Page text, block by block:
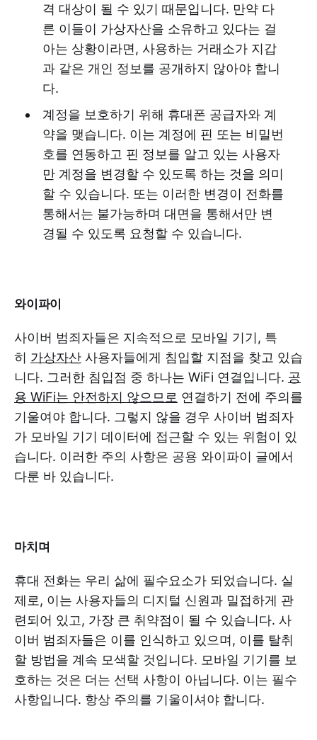
격 대상이 될 수 있기 때문입니다. 만약 다
른 이들이 가상자산을 소유하고 있다는 걸
아는 상황이라면, 사용하는 거래소가 지갑
과 같은 개인 정보를 공개하지 않아야 합니
다.
계정을 보호하기 위해 휴대폰 공급자와 계
약을 맺습니다. 이는 계정에 핀 또는 비밀번
호를 연동하고 핀 정보를 알고 있는 사용자
만 계정을 변경할 수 있도록 하는 것을 의미
할 수 있습니다. 또는 이러한 변경이 전화를
통해서는 불가능하며 대면을 통해서만 변
경될 수 있도록 요청할 수 있습니다.
와이파이
사이버 범죄자들은 지속적으로 모바일 기기, 특
히 가상자산 사용자들에게 침입할 지점을 찾고 있습
니다. 그러한 침입점 중 하나는 WiFi 연결입니다. 공
용 WiFi는 안전하지 않으므로 연결하기 전에 주의를
기울여야 합니다. 그렇지 않을 경우 사이버 범죄자
가 모바일 기기 데이터에 접근할 수 있는 위험이 있
습니다. 이러한 주의 사항은 공용 와이파이 글에서
다룬 바 있습니다.
마치며
휴대 전화는 우리 삶에 필수요소가 되었습니다. 실
제로, 이는 사용자들의 디지털 신원과 밀접하게 관
련되어 있고, 가장 큰 취약점이 될 수 있습니다. 사
이버 범죄자들은 이를 인식하고 있으며, 이를 탈취
할 방법을 계속 모색할 것입니다. 모바일 기기를 보
호하는 것은 더는 선택 사항이 아닙니다. 이는 필수
사항입니다. 항상 주의를 기울이셔야 합니다.